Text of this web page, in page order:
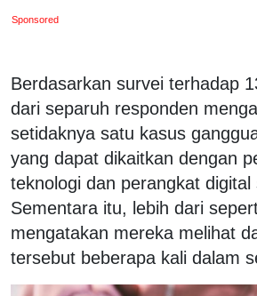
Sponsored
Berdasarkan survei terhadap
dari separuh responden
setidaknya satu kasus
yang dapat dikaitkan dengan
teknologi dan perangkat digital
Sementara itu, lebih dari
mengatakan mereka melihat
tersebut beberapa kali dalam